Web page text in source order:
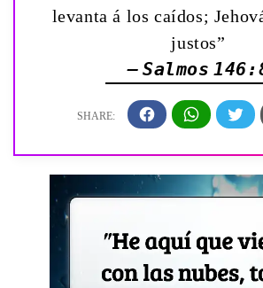
levanta á los caídos;
justos”
— Salmos